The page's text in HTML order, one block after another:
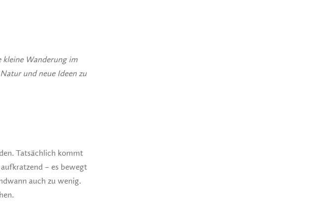
kleine Wanderung im
und neue Ideen zu
Tatsächlich kommt
– es bewegt
auch zu wenig.